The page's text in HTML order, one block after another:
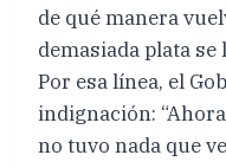
de qué manera
demasiada plata
Por esa línea, el
indignación:
no tuvo nada que